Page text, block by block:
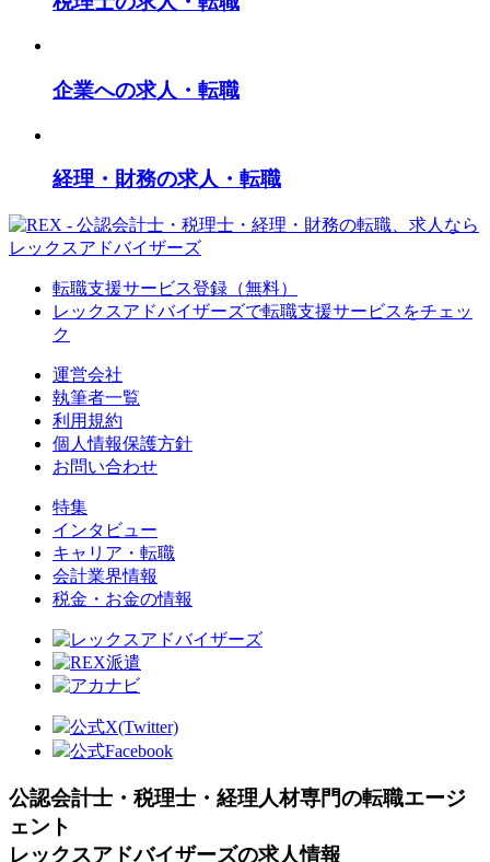
企業への求人・転職
経理・財務の求人・転職
転職支援サービス登録（無料）
レックスアドバイザーズで転職支援サービスをチェッ
ク
運営会社
執筆者一覧
利用規約
個人情報保護方針
お問い合わせ
特集
インタビュー
キャリア・転職
会計業界情報
税金・お金の情報
公式X(Twitter)
公式Facebook
公認会計士・税理士・経理人材専門の転職エージ
ェント
レックスアドバイザーズの求人情報